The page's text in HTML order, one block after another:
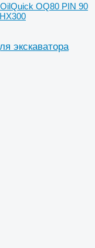
OQ80 PIN 90
экскаватора